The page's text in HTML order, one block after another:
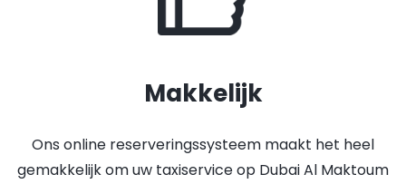
Makkelijk
Ons online reserveringssysteem maakt het heel
gemakkelijk om uw taxiservice op Dubai Al Maktoum